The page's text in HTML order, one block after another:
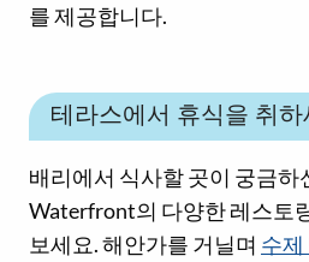
를 제공합니다.
테라스에서 휴식을 취
배리에서 식사할 곳이 궁금하
Waterfront의 다양한 레스토
보세요. 해안가를 거닐며 수제